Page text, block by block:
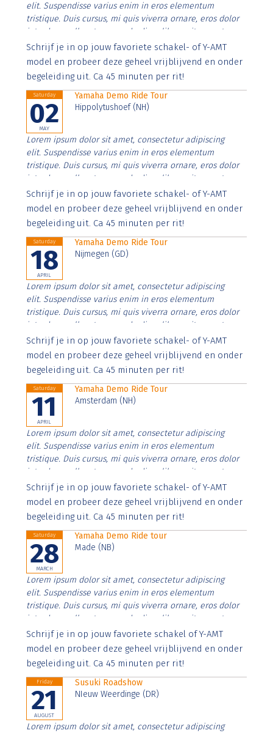
elit. Suspendisse varius enim in eros elementum
tristique. Duis cursus, mi quis viverra ornare, eros dolor
interdum nulla, ut commodo diam libero vitae erat.
Aenean faucibus nibh et justo cursus id rutrum lorem
imperdiet. Nunc ut sem vitae risus tristique posuere.
Schrijf je in op jouw favoriete schakel- of Y-AMT
model en probeer deze geheel vrijblijvend en onder
begeleiding uit. Ca 45 minuten per rit!
Saturday
02
MAY
Yamaha Demo Ride Tour
Hippolytushoef (NH)
Lorem ipsum dolor sit amet, consectetur adipiscing
elit. Suspendisse varius enim in eros elementum
tristique. Duis cursus, mi quis viverra ornare, eros dolor
interdum nulla, ut commodo diam libero vitae erat.
Aenean faucibus nibh et justo cursus id rutrum lorem
imperdiet. Nunc ut sem vitae risus tristique posuere.
Schrijf je in op jouw favoriete schakel- of Y-AMT
model en probeer deze geheel vrijblijvend en onder
begeleiding uit. Ca 45 minuten per rit!
Saturday
18
APRIL
Yamaha Demo Ride Tour
Nijmegen (GD)
Lorem ipsum dolor sit amet, consectetur adipiscing
elit. Suspendisse varius enim in eros elementum
tristique. Duis cursus, mi quis viverra ornare, eros dolor
interdum nulla, ut commodo diam libero vitae erat.
Aenean faucibus nibh et justo cursus id rutrum lorem
imperdiet. Nunc ut sem vitae risus tristique posuere.
Schrijf je in op jouw favoriete schakel- of Y-AMT
model en probeer deze geheel vrijblijvend en onder
begeleiding uit. Ca 45 minuten per rit!
Saturday
11
APRIL
Yamaha Demo Ride Tour
Amsterdam (NH)
Lorem ipsum dolor sit amet, consectetur adipiscing
elit. Suspendisse varius enim in eros elementum
tristique. Duis cursus, mi quis viverra ornare, eros dolor
interdum nulla, ut commodo diam libero vitae erat.
Aenean faucibus nibh et justo cursus id rutrum lorem
imperdiet. Nunc ut sem vitae risus tristique posuere.
Schrijf je in op jouw favoriete schakel- of Y-AMT
model en probeer deze geheel vrijblijvend en onder
begeleiding uit. Ca 45 minuten per rit!
Saturday
28
MARCH
Yamaha Demo Ride tour
Made (NB)
Lorem ipsum dolor sit amet, consectetur adipiscing
elit. Suspendisse varius enim in eros elementum
tristique. Duis cursus, mi quis viverra ornare, eros dolor
interdum nulla, ut commodo diam libero vitae erat.
Aenean faucibus nibh et justo cursus id rutrum lorem
imperdiet. Nunc ut sem vitae risus tristique posuere.
Schrijf je in op jouw favoriete schakel of Y-AMT
model en probeer deze geheel vrijblijvend en onder
begeleiding uit. Ca 45 minuten per rit!
Friday
21
AUGUST
Susuki Roadshow
NIeuw Weerdinge (DR)
Lorem ipsum dolor sit amet, consectetur adipiscing